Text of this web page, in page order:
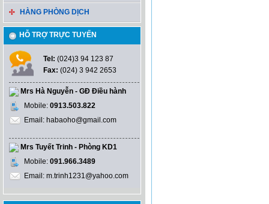
HÀNG PHÒNG DỊCH
HỖ TRỢ TRỰC TUYẾN
Tel: (024)3 94 123 87
Fax: (024) 3 942 2653
Mrs Hà Nguyễn - GĐ Điều hành
Mobile: 0913.503.822
Email: habaoho@gmail.com
Mrs Tuyết Trinh - Phòng KD1
Mobile: 091.966.3489
Email: m.trinh1231@yahoo.com